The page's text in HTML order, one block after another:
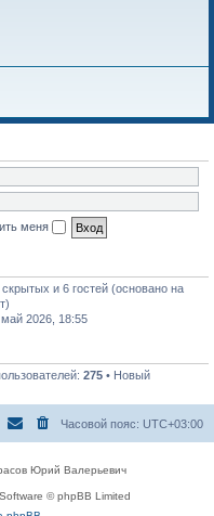
меня
и 6 гостей (основано на
2026, 18:55
275 • Новый
Часовой пояс: UTC+03:00
Юрий Валерьевич
© phpBB Limited